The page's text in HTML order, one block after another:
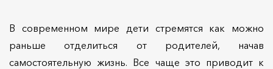
В современном мире дети стремятся как можно
раньше отделиться от родителей, начав
самостоятельную жизнь. Все чаще это приводит к